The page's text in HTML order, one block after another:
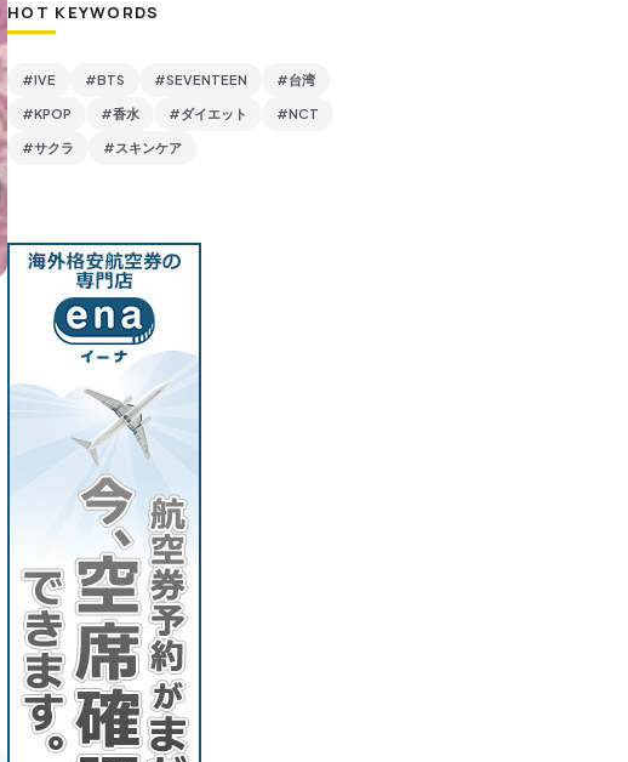
HOT KEYWORDS
#IVE #BTS #SEVENTEEN #台湾
#KPOP #香水 #ダイエット #NCT
#サクラ #スキンケア